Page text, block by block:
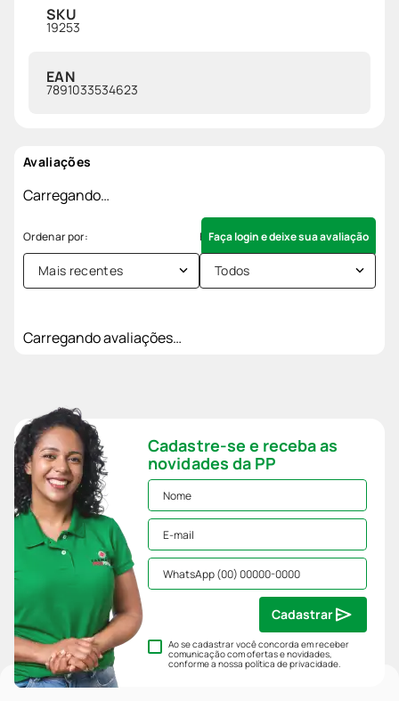
SKU
19253
EAN
7891033534623
Avaliações
Carregando…
Faça login e deixe sua avaliação
Mais recentes Todos
Carregando avaliações…
Cadastre-se e receba as
novidades da PP
Ao se cadastrar você concorda em receber
comunicação com ofertas e novidades,
conforme a nossapolítica de privacidade.
Cadastrar